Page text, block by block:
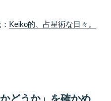
Keiko的、占星術な日々。
どうか」を確かめ